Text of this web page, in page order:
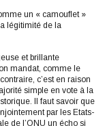
un « camouflet »
légitimité de la
et brillante
mandat, comme le
c’est en raison
simple en vote à la
Il faut savoir que
par les Etats-
de l’ONU un écho si